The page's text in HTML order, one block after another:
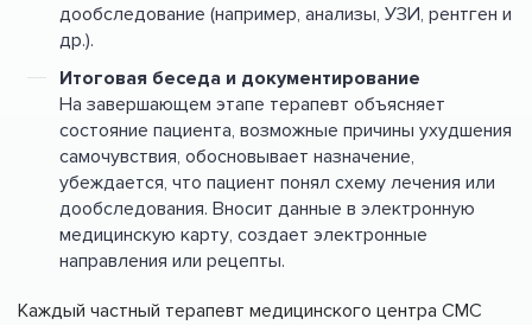
дообследование (например, анализы, УЗИ, рентген и
др.).
Итоговая беседа и документирование
На завершающем этапе терапевт объясняет
состояние пациента, возможные причины ухудшения
самочувствия, обосновывает назначение,
убеждается, что пациент понял схему лечения или
дообследования. Вносит данные в электронную
медицинскую карту, создает электронные
направления или рецепты.
Каждый частный терапевт медицинского центра CMC